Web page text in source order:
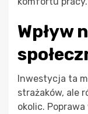
Wpływ
Inwestycja ta
strażaków, ale
okolic.